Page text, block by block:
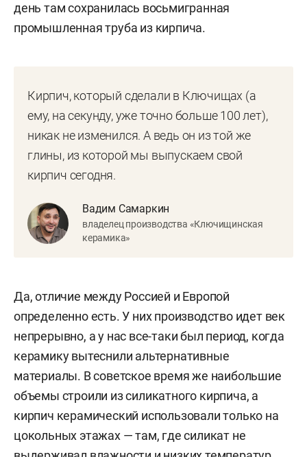
день там сохранилась восьмигранная
промышленная труба из кирпича.
Кирпич, который сделали в Ключищах (а
ему, на секунду, уже точно больше 100 лет),
никак не изменился. А ведь он из той же
глины, из которой мы выпускаем свой
кирпич сегодня.
Вадим Самаркин
владелец производства «Ключищинская
керамика»
Да, отличие между Россией и Европой
определенно есть. У них производство идет век
непрерывно, а у нас все-таки был период, когда
керамику вытеснили альтернативные
материалы. В советское время же наибольшие
объемы строили из силикатного кирпича, а
кирпич керамический использовали только на
цокольных этажах — там, где силикат не